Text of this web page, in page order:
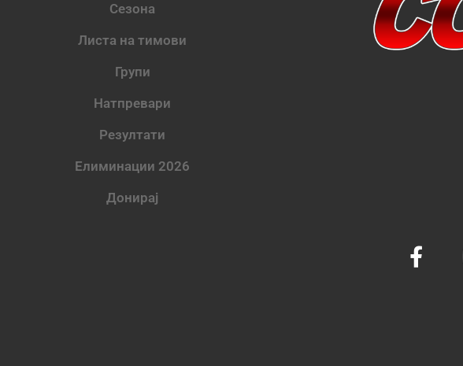
Сезона
Листа на тимови
Групи
Натпревари
Резултати
Елиминации 2026
Донирај